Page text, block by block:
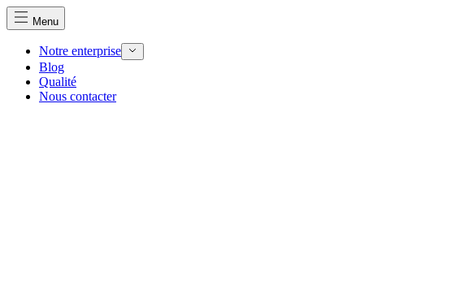
Menu
Notre enterprise
Blog
Qualité
Nous contacter